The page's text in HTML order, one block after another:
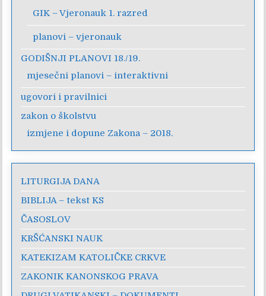
GIK – Vjeronauk 1. razred
planovi – vjeronauk
GODIŠNJI PLANOVI 18./19.
mjesečni planovi – interaktivni
ugovori i pravilnici
zakon o školstvu
izmjene i dopune Zakona – 2018.
LITURGIJA DANA
BIBLIJA – tekst KS
ČASOSLOV
KRŠĆANSKI NAUK
KATEKIZAM KATOLIČKE CRKVE
ZAKONIK KANONSKOG PRAVA